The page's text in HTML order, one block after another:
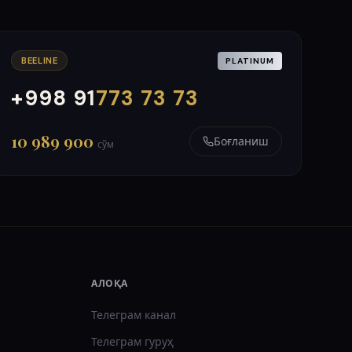
BEELINE PLATINUM
+998 91773 73 73
000
999
10 989 900 сўм Боғланиш
АЛОҚА
Телеграм канал
Телеграм гуруҳ